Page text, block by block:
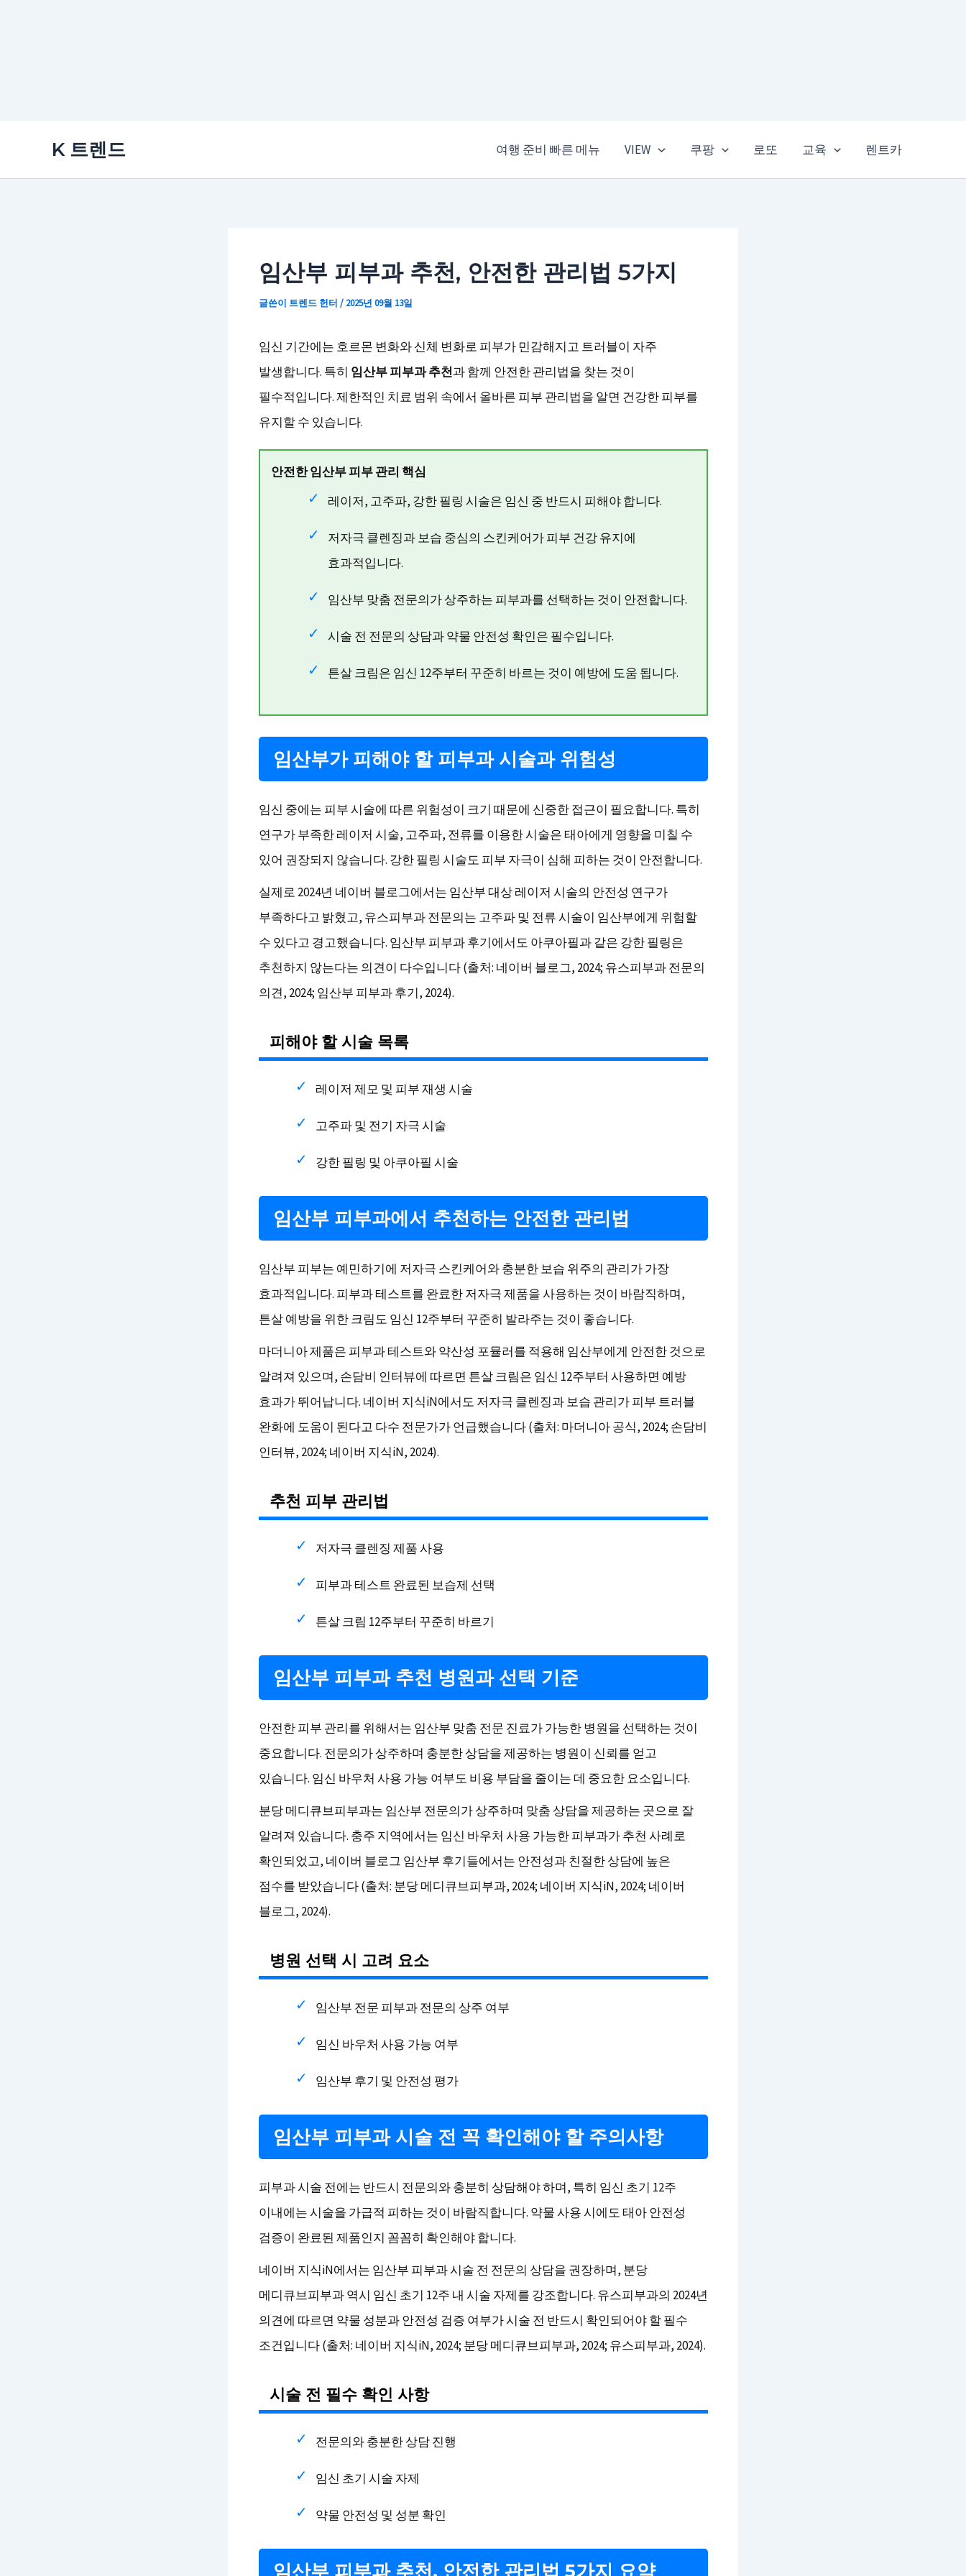
K 트렌드 여행 준비 빠른 메뉴 VIEW 쿠팡 로또 교육 렌트카
임산부 피부과 추천, 안전한 관리법 5가지
글쓴이 트렌드 헌터 / 2025년 09월 13일
임신 기간에는 호르몬 변화와 신체 변화로 피부가 민감해지고 트러블이 자주
발생합니다. 특히 임산부 피부과 추천과 함께 안전한 관리법을 찾는 것이
필수적입니다. 제한적인 치료 범위 속에서 올바른 피부 관리법을 알면 건강한 피부를
유지할 수 있습니다.
안전한 임산부 피부 관리 핵심
레이저, 고주파, 강한 필링 시술은 임신 중 반드시 피해야 합니다.
저자극 클렌징과 보습 중심의 스킨케어가 피부 건강 유지에
효과적입니다.
임산부 맞춤 전문의가 상주하는 피부과를 선택하는 것이 안전합니다.
시술 전 전문의 상담과 약물 안전성 확인은 필수입니다.
튼살 크림은 임신 12주부터 꾸준히 바르는 것이 예방에 도움 됩니다.
임산부가 피해야 할 피부과 시술과 위험성
임신 중에는 피부 시술에 따른 위험성이 크기 때문에 신중한 접근이 필요합니다. 특히
연구가 부족한 레이저 시술, 고주파, 전류를 이용한 시술은 태아에게 영향을 미칠 수
있어 권장되지 않습니다. 강한 필링 시술도 피부 자극이 심해 피하는 것이 안전합니다.
실제로 2024년 네이버 블로그에서는 임산부 대상 레이저 시술의 안전성 연구가
부족하다고 밝혔고, 유스피부과 전문의는 고주파 및 전류 시술이 임산부에게 위험할
수 있다고 경고했습니다. 임산부 피부과 후기에서도 아쿠아필과 같은 강한 필링은
추천하지 않는다는 의견이 다수입니다 (출처: 네이버 블로그, 2024; 유스피부과 전문의
의견, 2024; 임산부 피부과 후기, 2024).
피해야 할 시술 목록
레이저 제모 및 피부 재생 시술
고주파 및 전기 자극 시술
강한 필링 및 아쿠아필 시술
임산부 피부과에서 추천하는 안전한 관리법
임산부 피부는 예민하기에 저자극 스킨케어와 충분한 보습 위주의 관리가 가장
효과적입니다. 피부과 테스트를 완료한 저자극 제품을 사용하는 것이 바람직하며,
튼살 예방을 위한 크림도 임신 12주부터 꾸준히 발라주는 것이 좋습니다.
마더니아 제품은 피부과 테스트와 약산성 포뮬러를 적용해 임산부에게 안전한 것으로
알려져 있으며, 손담비 인터뷰에 따르면 튼살 크림은 임신 12주부터 사용하면 예방
효과가 뛰어납니다. 네이버 지식iN에서도 저자극 클렌징과 보습 관리가 피부 트러블
완화에 도움이 된다고 다수 전문가가 언급했습니다 (출처: 마더니아 공식, 2024; 손담비
인터뷰, 2024; 네이버 지식iN, 2024).
추천 피부 관리법
저자극 클렌징 제품 사용
피부과 테스트 완료된 보습제 선택
튼살 크림 12주부터 꾸준히 바르기
임산부 피부과 추천 병원과 선택 기준
안전한 피부 관리를 위해서는 임산부 맞춤 전문 진료가 가능한 병원을 선택하는 것이
중요합니다. 전문의가 상주하며 충분한 상담을 제공하는 병원이 신뢰를 얻고
있습니다. 임신 바우처 사용 가능 여부도 비용 부담을 줄이는 데 중요한 요소입니다.
분당 메디큐브피부과는 임산부 전문의가 상주하며 맞춤 상담을 제공하는 곳으로 잘
알려져 있습니다. 충주 지역에서는 임신 바우처 사용 가능한 피부과가 추천 사례로
확인되었고, 네이버 블로그 임산부 후기들에서는 안전성과 친절한 상담에 높은
점수를 받았습니다 (출처: 분당 메디큐브피부과, 2024; 네이버 지식iN, 2024; 네이버
블로그, 2024).
병원 선택 시 고려 요소
임산부 전문 피부과 전문의 상주 여부
임신 바우처 사용 가능 여부
임산부 후기 및 안전성 평가
임산부 피부과 시술 전 꼭 확인해야 할 주의사항
피부과 시술 전에는 반드시 전문의와 충분히 상담해야 하며, 특히 임신 초기 12주
이내에는 시술을 가급적 피하는 것이 바람직합니다. 약물 사용 시에도 태아 안전성
검증이 완료된 제품인지 꼼꼼히 확인해야 합니다.
네이버 지식iN에서는 임산부 피부과 시술 전 전문의 상담을 권장하며, 분당
메디큐브피부과 역시 임신 초기 12주 내 시술 자제를 강조합니다. 유스피부과의 2024년
의견에 따르면 약물 성분과 안전성 검증 여부가 시술 전 반드시 확인되어야 할 필수
조건입니다 (출처: 네이버 지식iN, 2024; 분당 메디큐브피부과, 2024; 유스피부과, 2024).
시술 전 필수 확인 사항
전문의와 충분한 상담 진행
임신 초기 시술 자제
약물 안전성 및 성분 확인
임산부 피부과 추천, 안전한 관리법 5가지 요약